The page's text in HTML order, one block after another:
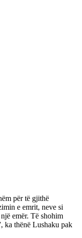
për të gjithë
e emrit, neve si
emër. Të shohim
ka thënë Lushaku pak